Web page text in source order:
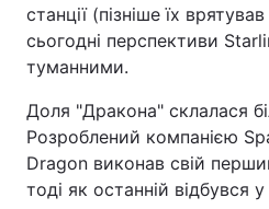
станції (пізніше їх
сьогодні перспективи
туманними.
Доля "Дракона" склалася
Розроблений компанією
Dragon виконав свій
тоді як останній відбувся